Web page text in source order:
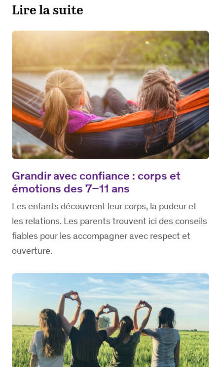
Lire la suite
Grandir avec confiance : corps et
émotions des 7–11 ans
Les enfants découvrent leur corps, la pudeur et
les relations. Les parents trouvent ici des conseils
fiables pour les accompagner avec respect et
ouverture.